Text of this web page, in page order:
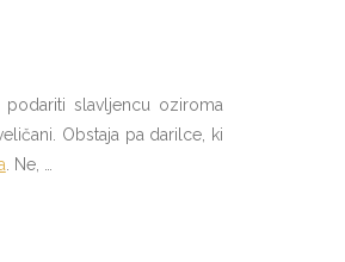
slavljencu oziroma
Obstaja pa darilce, ki
. Ne, …